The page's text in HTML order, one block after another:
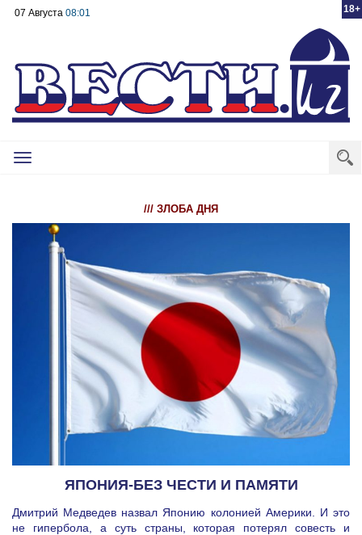
18+
07 Августа 08:01
Toggle
/// ЗЛОБА ДНЯ
ЯПОНИЯ-БЕЗ ЧЕСТИ И ПАМЯТИ
Дмитрий Медведев назвал Японию колонией Америки. И это
не гипербола, а суть страны, которая потерял совесть и